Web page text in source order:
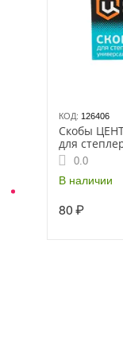
КОД: 126406
Скобы
для
53 тип 12
0.0
В наличии
80₽